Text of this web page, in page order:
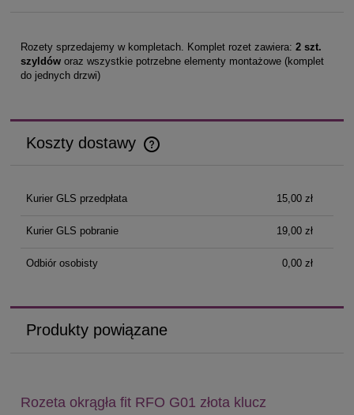
Rozety sprzedajemy w kompletach. Komplet rozet zawiera: 2 szt.
szyldów oraz wszystkie potrzebne elementy montażowe (komplet
do jednych drzwi)
Koszty dostawy
Cena nie zawiera ewentualnych kosztów płatności
Kurier GLS przedpłata 15,00 zł
Kurier GLS pobranie 19,00 zł
Odbiór osobisty 0,00 zł
Produkty powiązane
Rozeta okrągła fit RFO G01 złota klucz